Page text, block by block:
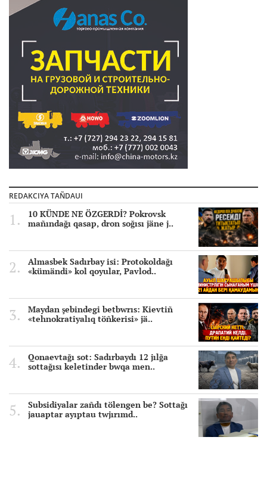
REDAKCIYA TAÑDAUI
10 KÜNDE NE ÖZGERDİ? Pokrovsk
mañındağı qasap, dron soğısı jäne j..
Almasbek Sadırbay isi: Protokoldağı
«kümändi» kol qoyular, Pavlod..
Maydan şebindegi betbwrıs: Kievtiñ
«tehnokratiyalıq töñkerisi» jä..
Qonaevtağı sot: Sadırbaydı 12 jılğa
sottağısı keletinder bwqa men..
Subsidiyalar zañdı tölengen be? Sottağı
jauaptar ayıptau twjırımd..